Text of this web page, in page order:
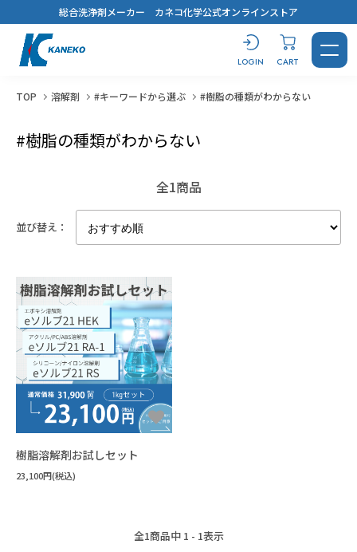
総合洗浄剤メーカー カネコ化学公式オンラインストア
CART
LOGIN
CONTACT LOGIN
洗浄剤
すべてを見る
汚れから探す
鉱物油・加工油
シリコーンオイル
パーティクル・ほこり
フッ素オイル
フラックス
シリコーンオイル
用途から探す
脱脂洗浄 蒸気洗浄
フラックス洗浄
手拭き洗浄
溶媒
キーワードから選ぶ
#コスト最優先！
#洗浄力・溶解力重視（油・樹脂汚れ
#洗浄力重視（水溶性・複合汚れ）
#消防法/有機則非該当
#法規制の少ないものを使いたい
#作業者の健康面を重視
#フォンブリンオイルを洗浄したい
溶解剤
すべてを見る
樹脂から選ぶ
エポキシ ウレタン
ポリアミド・ナイロン
用途から探す
樹脂溶解・膨潤・剥離・除去
3Dプリンタースムージング
キーワードから選ぶ
#樹脂の種類がわからない
#耐溶剤性の低い樹脂への汎用品
機能性液体
すべてを見る
用途から探す
希釈剤 分散媒
液浸冷却
キーワードから選ぶ
#Novecの代替を探している
#フロリナートの代替を探している
#フッ素オイルを希釈・溶解したい
#比重の高いものを分散させたい
おすすめ製品診断
ブログ
FAQ
見積書・請求書の発行について
新規登録
TOP 溶解剤 #キーワードから選ぶ #樹脂の種類がわからない
#樹脂の種類がわからない
全1商品
並び替え：
樹脂溶解剤お試しセット
23,100円(税込)
全1商品中 1 - 1表示